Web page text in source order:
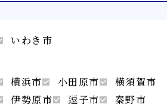
いわき市
横浜市 小田原市
横須賀市
伊勢原市
逗子市 秦野市